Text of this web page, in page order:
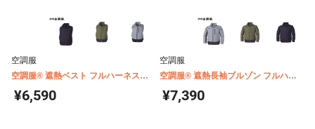
空調服
空調服® 遮熱ベスト フルハーネス対
応 チタンコーティング(ウェア単体商
品) KU92120
¥6,590
空調服
空調服® 遮熱長袖ブルゾン フルハー
ネス対応 チタンコーティング(ウェア
単体商品) KU92110
¥7,390